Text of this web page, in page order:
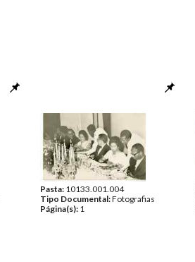
Pasta: 10133.001.004
Tipo Documental:Fotografias
Página(s): 1